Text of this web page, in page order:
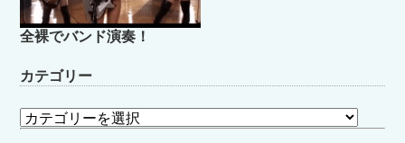
全裸でバンド演奏！
カテゴリー
カ
テ